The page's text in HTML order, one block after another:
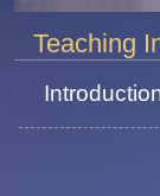
Teaching